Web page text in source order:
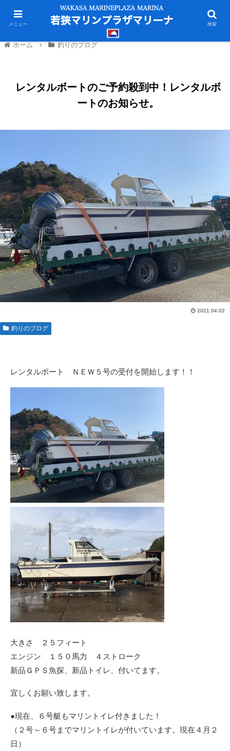
ホーム 釣りのブログ
レンタルボートのご予約殺到中！レンタルボ
ートのお知らせ。
2021.04.02
釣りのブログ
レンタルボート ＮＥＷ５号の受付を開始します！！
大きさ ２５フィート
エンジン １５０馬力 ４ストローク
新品ＧＰＳ魚探、新品トイレ、付いてます。
宜しくお願い致します。
●現在、６号艇もマリントイレ付きました！
（２号～６号までマリントイレが付いています。現在４月２
日）
メニュー 検索